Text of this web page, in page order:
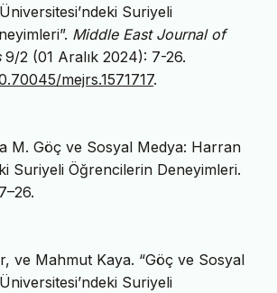
Suriyeli
Middle East Journal of
9/2 (01 Aralık 2024): 7-26.
mejrs.1571717.
M. Göç ve Sosyal Medya: Harran
Suriyeli Öğrencilerin Deneyimleri.
ve Mahmut Kaya. “Göç ve Sosyal
Suriyeli